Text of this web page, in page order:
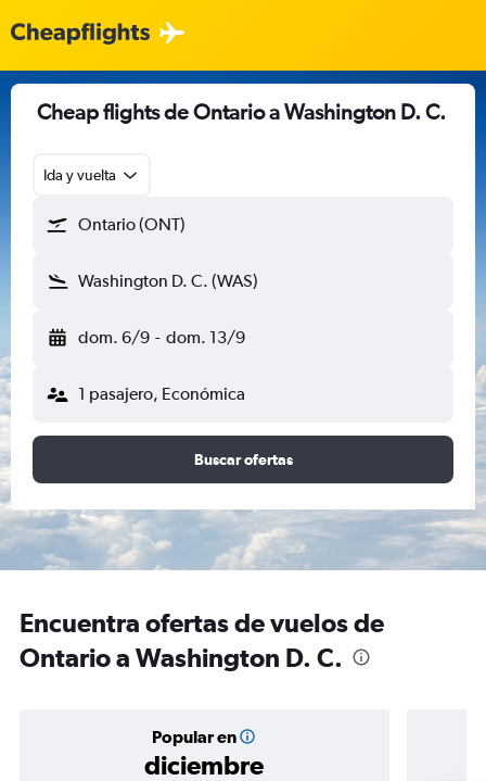
Cheap flights de Ontario a Washington D. C.
Ida y vuelta
Ontario (ONT)
Washington D. C. (WAS)
dom. 6/9 - dom. 13/9
1 pasajero, Económica
Buscar ofertas
Encuentra ofertas de vuelos de
Ontario a Washington D. C.
Popular en
diciembre